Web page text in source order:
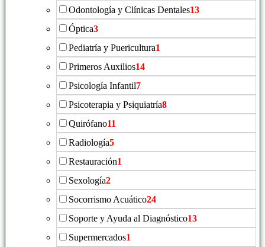
Odontología y Clínicas Dentales13
Óptica3
Pediatría y Puericultura1
Primeros Auxilios14
Psicología Infantil7
Psicoterapia y Psiquiatría8
Quirófano11
Radiología5
Restauración1
Sexología2
Socorrismo Acuático24
Soporte y Ayuda al Diagnóstico13
Supermercados1